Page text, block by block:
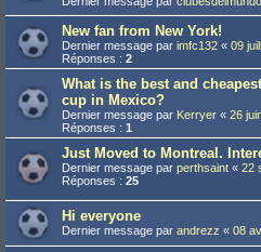
New fan from New York!
Dernier message par imfc132 « 09
Réponses : 2
What is the best and
cup in Mexico?
Dernier message par Kerryer « 26
Réponses : 1
Just Moved to Montreal.
Dernier message par perthsaint « 22
Réponses : 25
Hi everyone
Dernier message par andrezz « 08